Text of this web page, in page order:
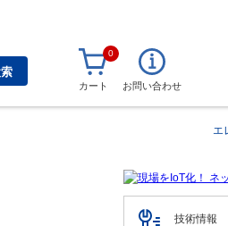
0
カート お問い合わせ
エ
技術情報